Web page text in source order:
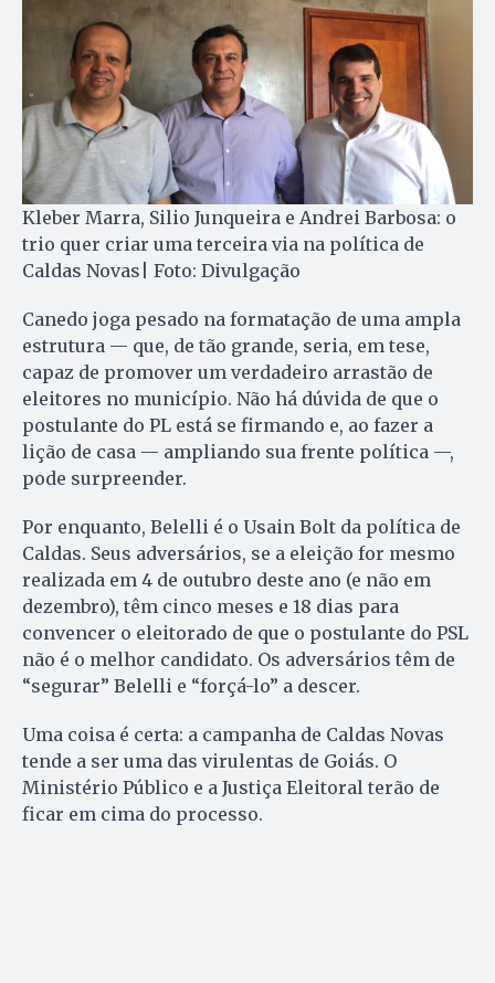
Kleber Marra, Silio Junqueira e Andrei Barbosa: o
trio quer criar uma terceira via na política de
Caldas Novas| Foto: Divulgação
Canedo joga pesado na formatação de uma ampla
estrutura — que, de tão grande, seria, em tese,
capaz de promover um verdadeiro arrastão de
eleitores no município. Não há dúvida de que o
postulante do PL está se firmando e, ao fazer a
lição de casa — ampliando sua frente política —,
pode surpreender.
Por enquanto, Belelli é o Usain Bolt da política de
Caldas. Seus adversários, se a eleição for mesmo
realizada em 4 de outubro deste ano (e não em
dezembro), têm cinco meses e 18 dias para
convencer o eleitorado de que o postulante do PSL
não é o melhor candidato. Os adversários têm de
“segurar” Belelli e “forçá-lo” a descer.
Uma coisa é certa: a campanha de Caldas Novas
tende a ser uma das virulentas de Goiás. O
Ministério Público e a Justiça Eleitoral terão de
ficar em cima do processo.